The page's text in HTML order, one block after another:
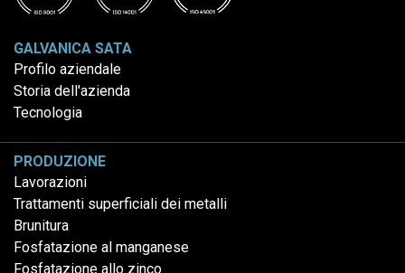
GALVANICA SATA
Profilo aziendale
Storia dell'azienda
Tecnologia
PRODUZIONE
Lavorazioni
Trattamenti superficiali dei metalli
Brunitura
Fosfatazione al manganese
Fosfatazione allo zinco